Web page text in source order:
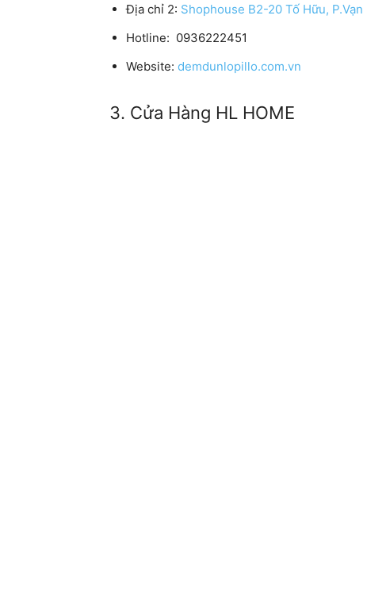
Địa chỉ 2: Shophouse B2-20 Tố Hữu,
Hotline: 0936222451
Website: demdunlopillo.com.vn
3. Cửa Hàng HL HOME